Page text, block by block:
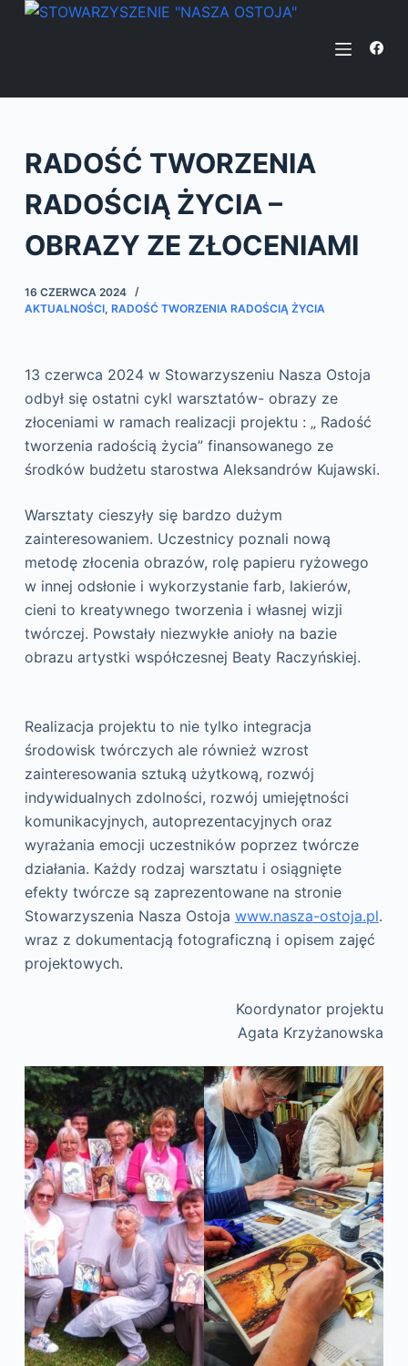
o
RADOŚĆ TWORZENIA
RADOŚCIĄ ŻYCIA –
OBRAZY ZE ZŁOCENIAMI
16 CZERWCA 2024
AKTUALNOŚCI, RADOŚĆ TWORZENIA RADOŚCIĄ ŻYCIA
13 czerwca 2024 w Stowarzyszeniu Nasza Ostoja
odbył się ostatni cykl warsztatów- obrazy ze
złoceniami w ramach realizacji projektu : „ Radość
tworzenia radością życia” finansowanego ze
środków budżetu starostwa Aleksandrów Kujawski.
Warsztaty cieszyły się bardzo dużym
zainteresowaniem. Uczestnicy poznali nową
metodę złocenia obrazów, rolę papieru ryżowego
w innej odsłonie i wykorzystanie farb, lakierów,
cieni to kreatywnego tworzenia i własnej wizji
twórczej. Powstały niezwykłe anioły na bazie
obrazu artystki współczesnej Beaty Raczyńskiej.
Realizacja projektu to nie tylko integracja
środowisk twórczych ale również wzrost
zainteresowania sztuką użytkową, rozwój
indywidualnych zdolności, rozwój umiejętności
komunikacyjnych, autoprezentacyjnych oraz
wyrażania emocji uczestników poprzez twórcze
działania. Każdy rodzaj warsztatu i osiągnięte
efekty twórcze są zaprezentowane na stronie
Stowarzyszenia Nasza Ostoja www.nasza-ostoja.pl.
wraz z dokumentacją fotograficzną i opisem zajęć
projektowych.
Koordynator projektu
Agata Krzyżanowska